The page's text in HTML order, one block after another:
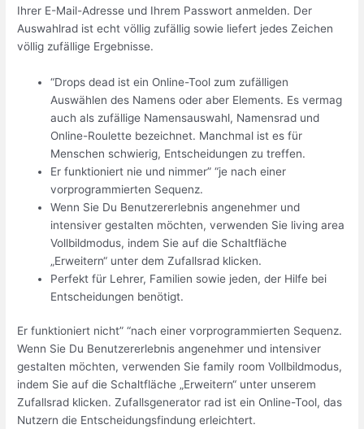
Ihrer E-Mail-Adresse und Ihrem Passwort anmelden. Der
Auswahlrad ist echt völlig zufällig sowie liefert jedes Zeichen
völlig zufällige Ergebnisse.
“Drops dead ist ein Online-Tool zum zufälligen
Auswählen des Namens oder aber Elements. Es vermag
auch als zufällige Namensauswahl, Namensrad und
Online-Roulette bezeichnet. Manchmal ist es für
Menschen schwierig, Entscheidungen zu treffen.
Er funktioniert nie und nimmer” “je nach einer
vorprogrammierten Sequenz.
Wenn Sie Du Benutzererlebnis angenehmer und
intensiver gestalten möchten, verwenden Sie living area
Vollbildmodus, indem Sie auf die Schaltfläche
„Erweitern“ unter dem Zufallsrad klicken.
Perfekt für Lehrer, Familien sowie jeden, der Hilfe bei
Entscheidungen benötigt.
Er funktioniert nicht” “nach einer vorprogrammierten Sequenz.
Wenn Sie Du Benutzererlebnis angenehmer und intensiver
gestalten möchten, verwenden Sie family room Vollbildmodus,
indem Sie auf die Schaltfläche „Erweitern“ unter unserem
Zufallsrad klicken. Zufallsgenerator rad ist ein Online-Tool, das
Nutzern die Entscheidungsfindung erleichtert.